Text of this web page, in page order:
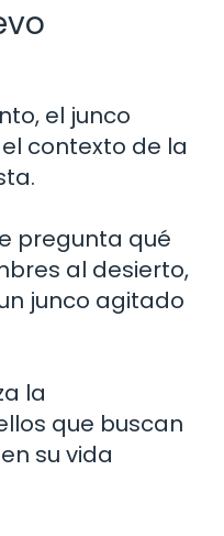
el junco
contexto de la
pregunta qué
al desierto,
junco agitado
la
que buscan
su vida